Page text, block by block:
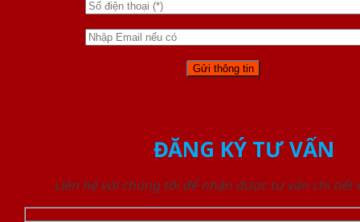
ĐĂNG KÝ TƯ VẤN
Liên hệ với chúng tôi để nhận được tư vấn chi tiết